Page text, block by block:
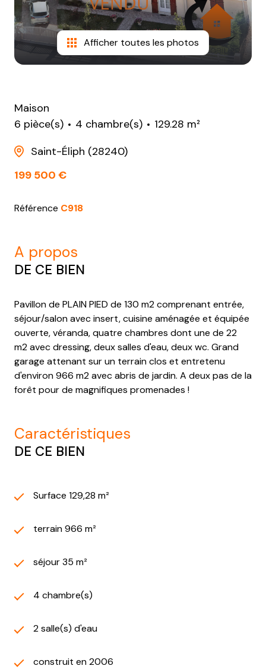
Afficher toutes les photos
Maison
6 pièce(s)
4 chambre(s)
129.28 m²
Saint-Éliph (28240)
199 500 €
Référence C918
a propos
DE CE BIEN
Pavillon de PLAIN PIED de 130 m2 comprenant entrée,
séjour/salon avec insert, cuisine aménagée et équipée
ouverte, véranda, quatre chambres dont une de 22
m2 avec dressing, deux salles d'eau, deux wc. Grand
garage attenant sur un terrain clos et entretenu
d'environ 966 m2 avec abris de jardin. A deux pas de la
forêt pour de magnifiques promenades !
caractéristiques
DE CE BIEN
Surface 129,28 m²
terrain 966 m²
séjour 35 m²
4 chambre(s)
2 salle(s) d'eau
construit en 2006